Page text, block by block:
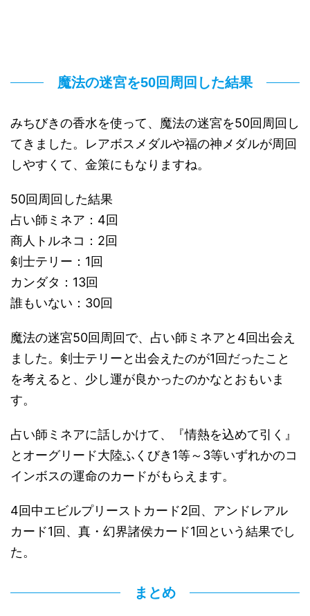
魔法の迷宮を50回周回した結果
みちびきの香水を使って、魔法の迷宮を50回周回し
てきました。レアボスメダルや福の神メダルが周回
しやすくて、金策にもなりますね。
50回周回した結果
占い師ミネア：4回
商人トルネコ：2回
剣士テリー：1回
カンダタ：13回
誰もいない：30回
魔法の迷宮50回周回で、占い師ミネアと4回出会え
ました。剣士テリーと出会えたのが1回だったこと
を考えると、少し運が良かったのかなとおもいま
す。
占い師ミネアに話しかけて、『情熱を込めて引く』
とオーグリード大陸ふくびき1等～3等いずれかのコ
インボスの運命のカードがもらえます。
4回中エビルプリーストカード2回、アンドレアル
カード1回、真・幻界諸侯カード1回という結果でし
た。
まとめ